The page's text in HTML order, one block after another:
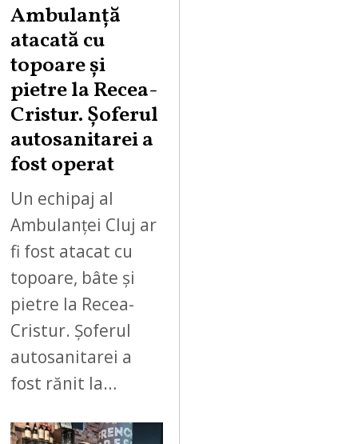
Ambulanță
atacată cu
topoare și
pietre la Recea-
Cristur. Șoferul
autosanitarei a
fost operat
Un echipaj al
Ambulanței Cluj ar
fi fost atacat cu
topoare, bâte și
pietre la Recea-
Cristur. Șoferul
autosanitarei a
fost rănit la…